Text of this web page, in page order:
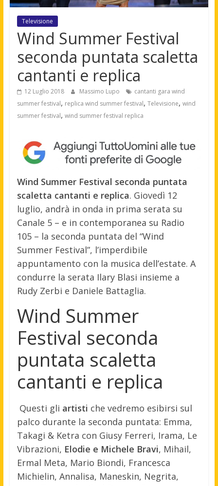
Televisione
Wind Summer Festival
seconda puntata scaletta
cantanti e replica
12 Luglio 2018 Massimo Lupo
cantanti gara wind
summer festival, replica wind summer festival, Televisione, wind
summer festival, wind summer festival replica
Wind Summer Festival seconda puntata
scaletta cantanti e replica. Giovedì 12
luglio, andrà in onda in prima serata su
Canale 5 – e in contemporanea su Radio
105 – la seconda puntata del “Wind
Summer Festival”, l’imperdibile
appuntamento con la musica dell’estate. A
condurre la serata Ilary Blasi insieme a
Rudy Zerbi e Daniele Battaglia.
Wind Summer
Festival seconda
puntata scaletta
cantanti e replica
Questi gli artisti che vedremo esibirsi sul
palco durante la seconda puntata: Emma,
Takagi & Ketra con Giusy Ferreri, Irama, Le
Vibrazioni, Elodie e Michele Bravi, Mihail,
Ermal Meta, Mario Biondi, Francesca
Michielin, Annalisa, Maneskin, Negrita,